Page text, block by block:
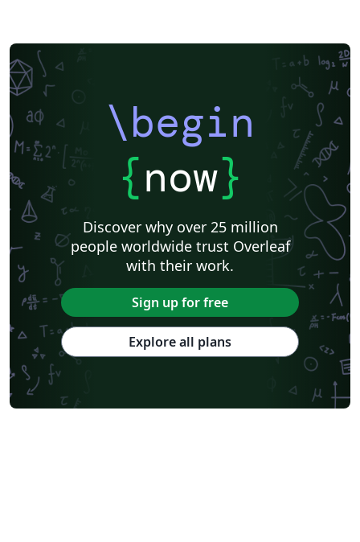
\begin
{now}
Discover why over 25 million
people worldwide trust Overleaf
with their work.
Sign up for free
Explore all plans